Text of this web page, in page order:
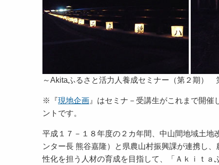
～Akitaふるさと活力人養成セミナー（第２期）
※『現地企画 』はセミナ－受講生がこれまで開
ントです。
平成１７－１８年度の２カ年間、中山間地域土
ンター長 熊谷嘉隆）と県農山村振興課が連携し
性化を担う人材の育成を目指して、「Ａｋｉｔ